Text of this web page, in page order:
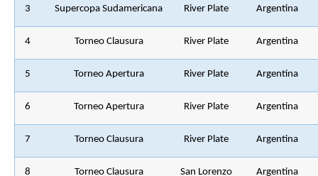
3 Supercopa Sudamericana River Plate Argentina
4 Torneo Clausura River Plate Argentina
5 Torneo Apertura River Plate Argentina
6 Torneo Apertura River Plate Argentina
7 Torneo Clausura River Plate Argentina
8 Torneo Clausura San Lorenzo Argentina